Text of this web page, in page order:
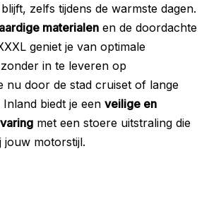
zelfs tijdens de warmste dagen.
materialen en de doordachte
geniet je van optimale
in te leveren op
nu door de stad cruiset of lange
biedt je een veilige en
met een stoere uitstraling die
jouw motorstijl.